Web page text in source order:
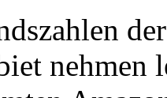
nehmen